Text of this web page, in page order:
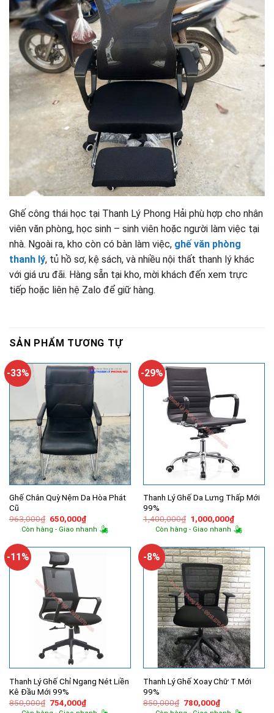
Ghế công thái học tại Thanh Lý Phong Hải phù hợp cho nhân
viên văn phòng, học sinh – sinh viên hoặc người làm việc tại
nhà. Ngoài ra, kho còn có bàn làm việc, ghế văn phòng
thanh lý, tủ hồ sơ, kệ sách, và nhiều nội thất thanh lý khác
với giá ưu đãi. Hàng sẵn tại kho, mời khách đến xem trực
tiếp hoặc liên hệ Zalo để giữ hàng.
SẢN PHẨM TƯƠNG TỰ
-33%
Ghế Chân Quỳ Nệm Da Hòa Phát
Cũ
963,000₫ Giá
gốc
là:
650,000₫Giá
hiện
tại
650,000₫.
Còn hàng - Giao nhanh
-29%
Thanh Lý Ghế Da Lưng Thấp Mới
99%
1,400,000₫ Giá
gốc
là:
1,000,000₫Giá
hiện
tại
Còn hàng - Giao nhanh
-11%
Thanh Lý Ghế Chỉ Ngang Nét Liền
Kê Đầu Mới 99%
850,000₫ Giá
gốc
754,000₫Giá
hiện
-8%
Thanh Lý Ghế Xoay Chữ T Mới
99%
850,000₫ Giá
gốc
780,000₫Giá
hiện